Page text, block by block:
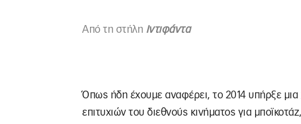
Από τη στήλη Ιντιφάντα
Όπως ήδη έχουμε αναφέρει, το 2014 υπήρξε μια
επιτυχιών του διεθνούς κινήματος για